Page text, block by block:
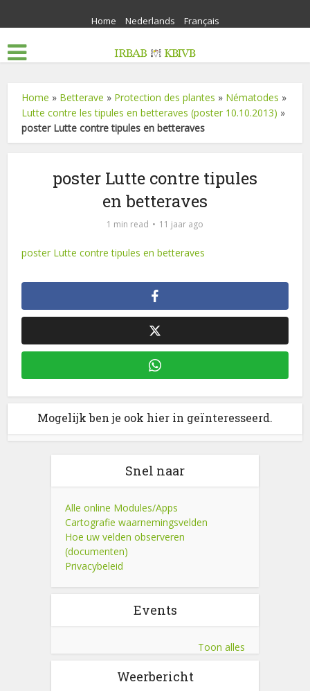
Home Nederlands Français
Home » Betterave » Protection des plantes » Nématodes »
Lutte contre les tipules en betteraves (poster 10.10.2013) »
poster Lutte contre tipules en betteraves
poster Lutte contre tipules
en betteraves
1 min read 11 jaar ago
poster Lutte contre tipules en betteraves
Mogelijk ben je ook hier in geïnteresseerd.
Snel naar
Alle online Modules/Apps
Cartografie waarnemingsvelden
Hoe uw velden observeren
(documenten)
Privacybeleid
Events
Toon alles
Weerbericht